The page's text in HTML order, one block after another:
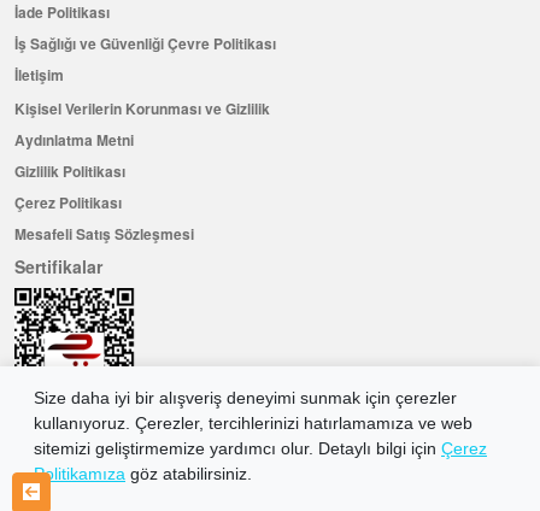
Size daha iyi bir alışveriş deneyimi sunmak için çerezler
kullanıyoruz. Çerezler, tercihlerinizi hatırlamamıza ve web
sitemizi geliştirmemize yardımcı olur. Detaylı bilgi için Çerez
Politikamıza göz atabilirsiniz.
İade Politikası
İş Sağlığı ve Güvenliği Çevre Politikası
İletişim
Kişisel Verilerin Korunması ve Gizlilik
Aydınlatma Metni
Gizlilik Politikası
Çerez Politikası
Mesafeli Satış Sözleşmesi
Sertifikalar
Hemen Üye Olun ...ve 100 ₺ değerinde indirim kuponu kazanın